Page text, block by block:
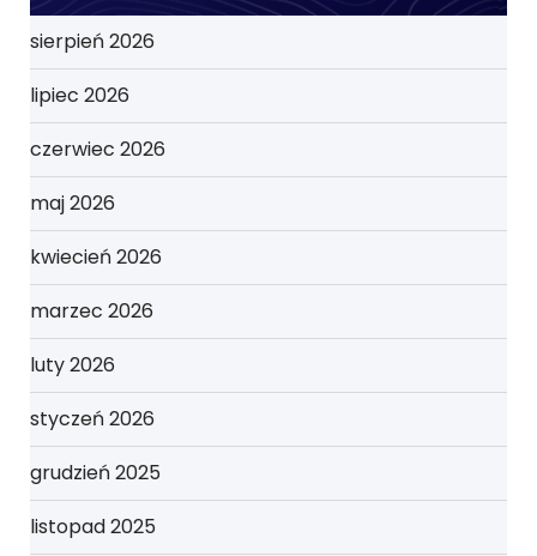
sierpień 2026
lipiec 2026
czerwiec 2026
maj 2026
kwiecień 2026
marzec 2026
luty 2026
styczeń 2026
grudzień 2025
listopad 2025